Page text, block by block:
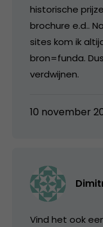
historische
brochure e.d..
sites kom ik
bron=funda.
verdwijnen.
10 november
Vind het ook